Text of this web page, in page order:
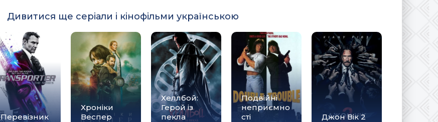
Дивитися ще серіали і кінофільми українською
Перевізник
Хроніки
Веспер
Хеллбой:
Герой із
пекла
Подвійні
неприємно
сті
Джон Вік 2